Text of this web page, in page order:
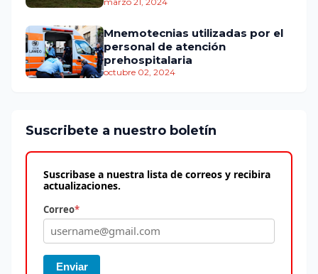
Mnemotecnias utilizadas por el
personal de atención
prehospitalaria
octubre 02, 2024
Suscribete a nuestro boletín
Suscribase a nuestra lista de correos y recibira
actualizaciones.
Correo*
Enviar